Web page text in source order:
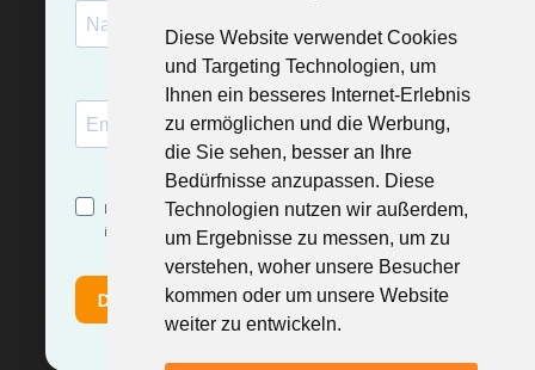
Diese Website verwendet Cookies
und Targeting Technologien, um
Ihnen ein besseres Internet-Erlebnis
zu ermöglichen und die Werbung,
die Sie sehen, besser an Ihre
Bedürfnisse anzupassen. Diese
Technologien nutzen wir außerdem,
um Ergebnisse zu messen, um zu
verstehen, woher unsere Besucher
kommen oder um unsere Website
weiter zu entwickeln.
Diese Website verwendet Cookies
und Targeting Technologien, um
Ihnen ein besseres Internet-Erlebnis
zu ermöglichen und die Werbung,
die Sie sehen, besser an Ihre
Bedürfnisse anzupassen. Diese
Technologien nutzen wir außerdem,
um Ergebnisse zu messen, um zu
verstehen, woher unsere Besucher
kommen oder um unsere Website
weiter zu entwickeln.